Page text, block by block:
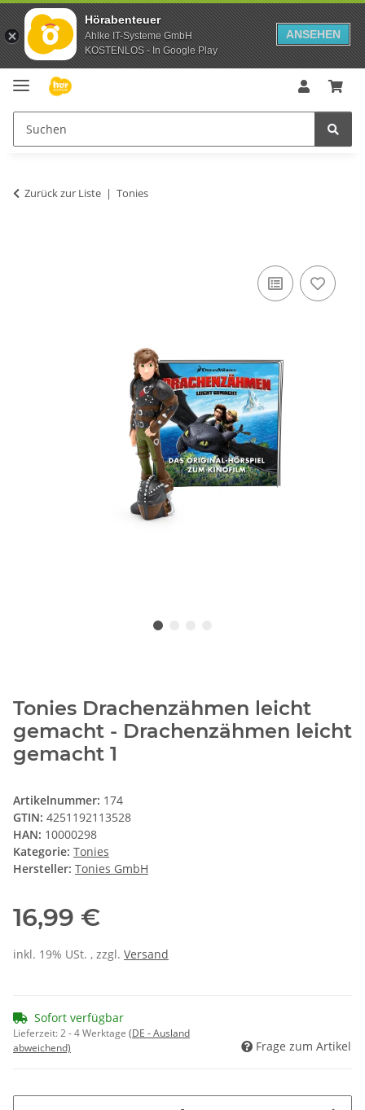
Hörabenteuer
Ahlke IT-Systeme GmbH
KOSTENLOS - In Google Play
ANSEHEN
Zurück zur Liste Tonies
Tonies Drachenzähmen leicht
gemacht - Drachenzähmen leicht
gemacht 1
Artikelnummer: 174
GTIN: 4251192113528
HAN: 10000298
Kategorie: Tonies
Hersteller: Tonies GmbH
16,99 €
inkl. 19% USt. , zzgl. Versand
Sofort verfügbar
Lieferzeit:2 - 4 Werktage (DE - Ausland
abweichend)
Frage zum Artikel